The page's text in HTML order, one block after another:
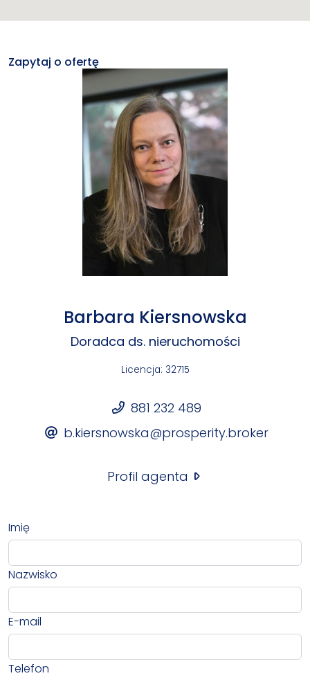
Zapytaj o ofertę
Barbara Kiersnowska
Doradca ds. nieruchomości
Licencja: 32715
881 232 489
b.kiersnowska@prosperity.broker
Profil agenta
Imię
Nazwisko
E-mail
Telefon